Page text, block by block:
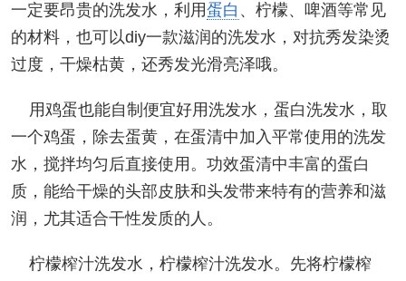
一定要昂贵的洗发水，利用蛋白 、柠檬、啤酒等常见
的材料，也可以diy一款滋润的洗发水，对抗秀发染烫
过度，干燥枯黄，还秀发光滑亮泽哦。
用鸡蛋也能自制便宜好用洗发水，蛋白洗发水，取
一个鸡蛋，除去蛋黄，在蛋清中加入平常使用的洗发
水，搅拌均匀后直接使用。功效蛋清中丰富的蛋白
质，能给干燥的头部皮肤和头发带来特有的营养和滋
润，尤其适合干性发质的人。
柠檬榨汁洗发水，柠檬榨汁洗发水。先将柠檬榨